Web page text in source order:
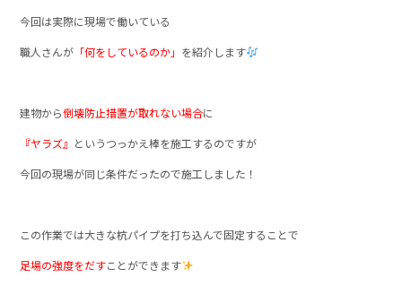
今回は実際に現場で働いている
職人さんが 「何をしているのか」 を紹介します
建物から倒壊防止措置が取れない場合に
『ヤラズ』 というつっかえ棒を施工するのですが
今回の現場が同じ条件だったので施工しました！
この作業では大きな杭パイプを打ち込んで固定することで
足場の強度をだすことができます